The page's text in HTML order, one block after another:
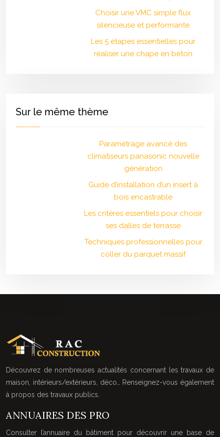
Choisir une VMC simple flux
silencieuse et performante
Les 5 étapes essentielles pour
réaliser une chape en béton
Sur le même thème
Paramétrage avancé des
climatiseurs panasonic nouvelle
génération
Guide d’installation d’un insert à
bois encastrable
Les critères essentiels pour choisir
ses dalles de terrasse
Techniques professionnelles pour
coller du parquet massif
Découvrez de nombreuses actualités concernant les travaux de
maison, intérieurs/extérieurs, déco… Renseignez-vous également
à propos des travaux publics.
ANNUAIRES DES PRO
Consulter l’annuaire du bâtiment pour découvrir une base de